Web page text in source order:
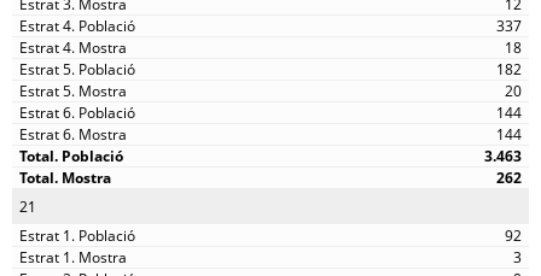
12
337
18
182
20
144
144
3.463
262
21
92
3